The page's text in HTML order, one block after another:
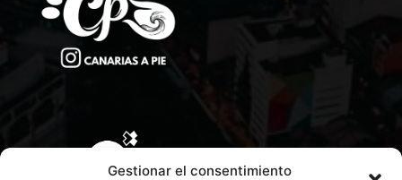
Gestionar el consentimiento